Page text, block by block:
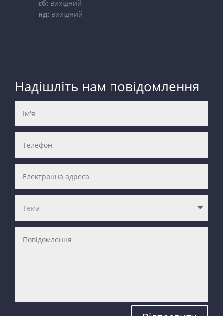
сб: вихідний
нд: вихідний
Надішліть нам повідомлення